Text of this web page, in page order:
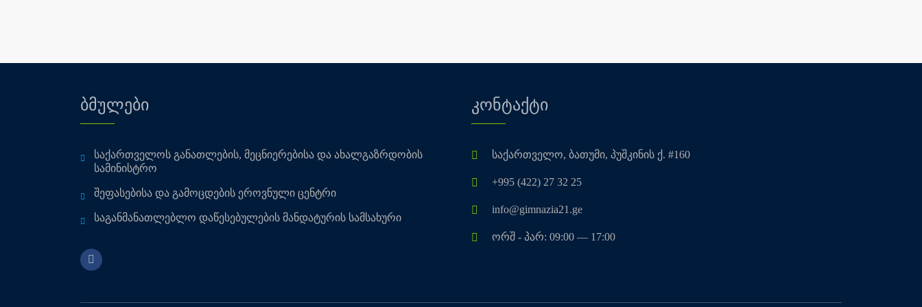
ბმულები
საქართველოს განათლების, მეცნიერებისა და ახალგაზრდობის
სამინისტრო
შეფასებისა და გამოცდების ეროვნული ცენტრი
საგანმანათლებლო დაწესებულების მანდატურის სამსახური
კონტაქტი
საქართველო, ბათუმი, პუშკინის ქ. #160
+995 (422) 27 32 25
info@gimnazia21.ge
ორშ - პარ: 09:00 — 17:00